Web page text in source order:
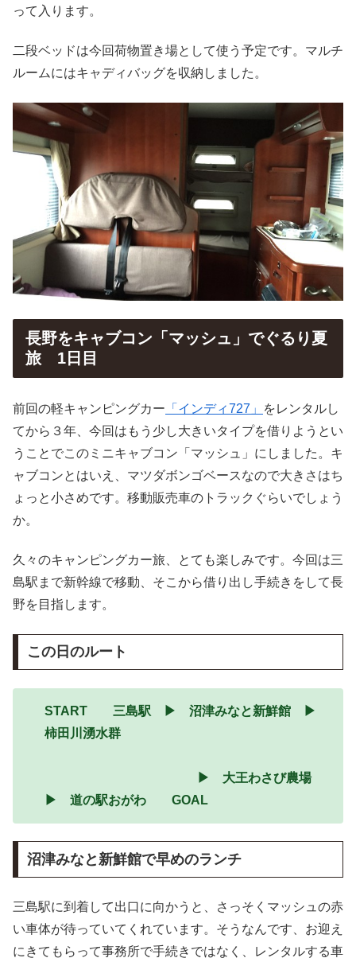
って入ります。
二段ベッドは今回荷物置き場として使う予定です。マルチ
ルームにはキャディバッグを収納しました。
長野をキャブコン「マッシュ」でぐるり夏
旅 1日目
前回の軽キャンピングカー 「インディ727」
をレンタルし
てから３年、今回はもう少し大きいタイプを借りようとい
うことでこのミニキャブコン「マッシュ」にしました。キ
ャブコンとはいえ、マツダボンゴベースなので大きさはち
ょっと小さめです。移動販売車のトラックぐらいでしょう
か。
久々のキャンピングカー旅、とても楽しみです。今回は三
島駅まで新幹線で移動、そこから借り出し手続きをして長
野を目指します。
この日のルート
START 三島駅 ▶ 沼津みなと新鮮館 ▶
柿田川湧水群
▶ 大王わさび農場
▶ 道の駅おがわ GOAL
沼津みなと新鮮館で早めのランチ
三島駅に到着して出口に向かうと、さっそくマッシュの赤
い車体が待っていてくれています。そうなんです、お迎え
にきてもらって事務所で手続きではなく、レンタルする車